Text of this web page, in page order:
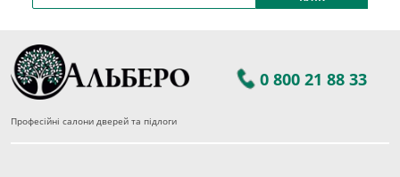
0 800 21 88 33
Професійні салони дверей та підлоги